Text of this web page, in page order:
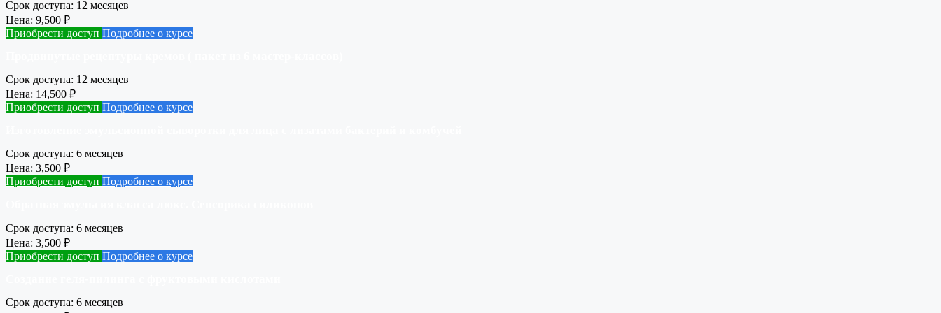
Срок доступа: 12 месяцев
Цена: 9,500 ₽
Приобрести доступ Подробнее о курсе
Срок доступа: 12 месяцев
Цена: 14,500 ₽
Приобрести доступ Подробнее о курсе
Срок доступа: 6 месяцев
Цена: 3,500 ₽
Приобрести доступ Подробнее о курсе
Срок доступа: 6 месяцев
Цена: 3,500 ₽
Приобрести доступ Подробнее о курсе
Срок доступа: 6 месяцев